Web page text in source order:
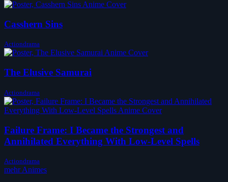
Casshern Sins
Actiondrama
The Elusive Samurai
Actiondrama
Failure Frame: I Became the Strongest and
Annihilated Everything With Low-Level Spells
Actiondrama
mehr Animes